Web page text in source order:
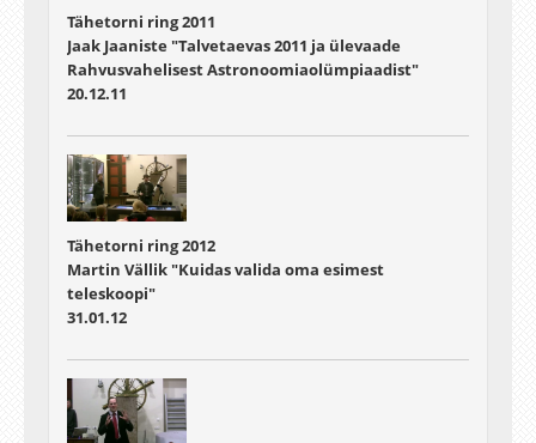
Tähetorni ring 2011
Jaak Jaaniste "Talvetaevas 2011 ja ülevaade
Rahvusvahelisest Astronoomiaolümpiaadist"
20.12.11
Tähetorni ring 2012
Martin Vällik "Kuidas valida oma esimest
teleskoopi"
31.01.12